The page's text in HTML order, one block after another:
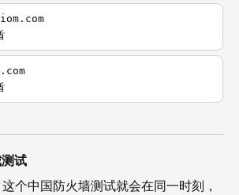
试
个中国防火墙测试就会在同一时刻，